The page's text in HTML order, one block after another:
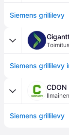
Siemens grillilevy
Siemens grillilevy
CDON
Siemens grillilevy